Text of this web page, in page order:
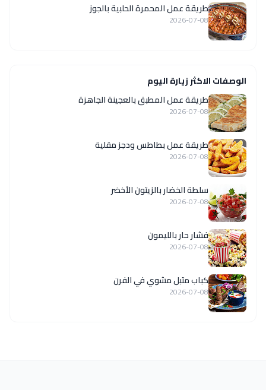
طريقة عمل المحمرة الحلبية بالجوز
2026-07-08
الوصفات الاكثر زيارة اليوم
طريقة عمل المطبق بالعجينة الجاهزة
2026-07-08
طريقة عمل بطاطس ودجز مقلية
2026-07-08
سلطة الخضار بالزيتون الأخضر
2026-07-08
فشار حار بالليمون
2026-07-08
كباب متبل مشوي في الفرن
2026-07-08